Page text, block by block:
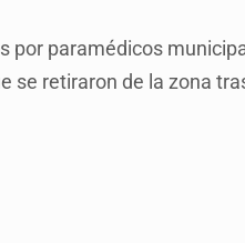
por paramédicos
se retiraron de la zona